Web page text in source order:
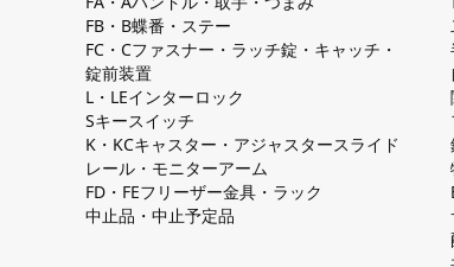
FB・B蝶番・ステー
FC・Cファスナー・ラッチ錠・キャッチ・
錠前装置
L・LEインターロック
Sキースイッチ
K・KCキャスター・アジャスタースライド
レール・モニターアーム
FD・FEフリーザー金具・ラック
中止品・中止予定品